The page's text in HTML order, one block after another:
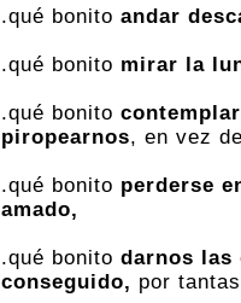
.qué bonito andar
.qué bonito mirar la
.qué bonito
piropearnos, en vez
.qué bonito perderse
amado,
.qué bonito darnos las
conseguido, por